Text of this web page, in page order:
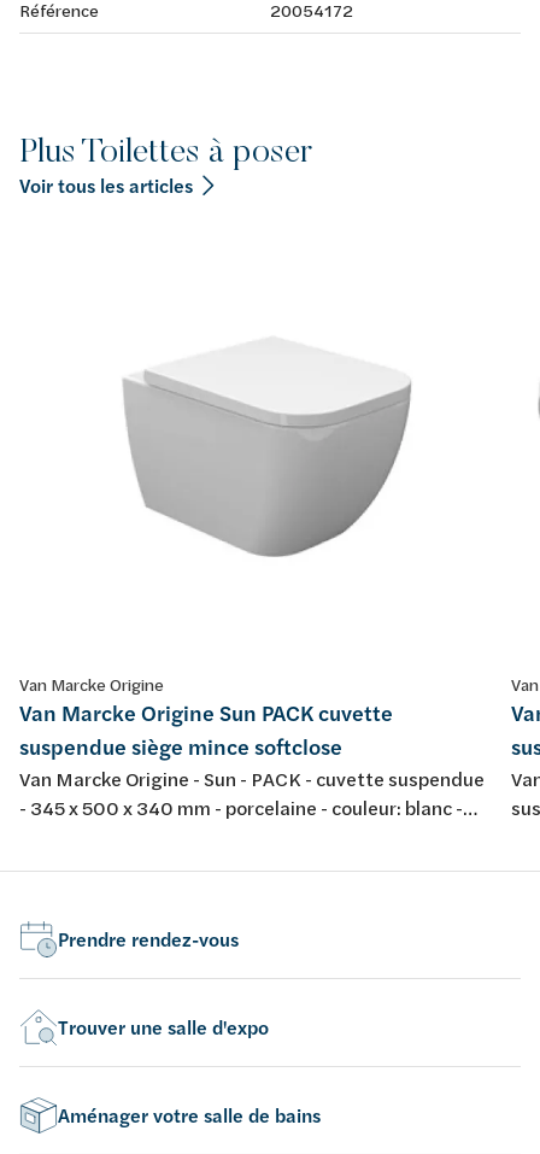
Référence 20054172
Plus Toilettes à poser
Voir tous les articles
Van Marcke Origine
Van Marcke Origine Sun PACK cuvette
suspendue siège mince softclose
Van Marcke Origine - Sun - PACK - cuvette suspendue
- 345 x 500 x 340 mm - porcelaine - couleur: blanc -
Prendre rendez-vous
Trouver une salle d'expo
Aménager votre salle de bains